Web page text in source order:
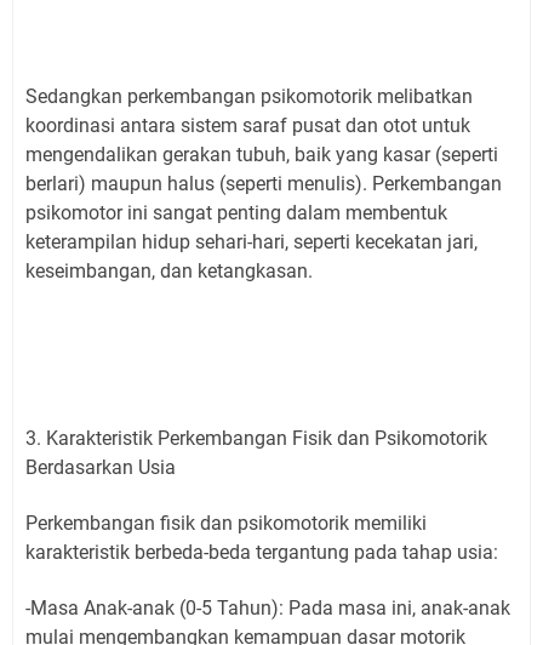
Sedangkan perkembangan psikomotorik melibatkan
koordinasi antara sistem saraf pusat dan otot untuk
mengendalikan gerakan tubuh, baik yang kasar (seperti
berlari) maupun halus (seperti menulis). Perkembangan
psikomotor ini sangat penting dalam membentuk
keterampilan hidup sehari-hari, seperti kecekatan jari,
keseimbangan, dan ketangkasan.
3. Karakteristik Perkembangan Fisik dan Psikomotorik
Berdasarkan Usia
Perkembangan fisik dan psikomotorik memiliki
karakteristik berbeda-beda tergantung pada tahap usia:
-Masa Anak-anak (0-5 Tahun): Pada masa ini, anak-anak
mulai mengembangkan kemampuan dasar motorik